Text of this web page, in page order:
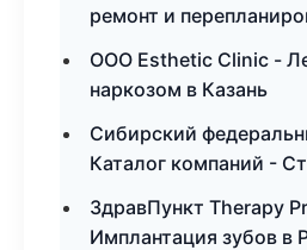
ремонт и
ООО Esthetic Clinic -
наркозом в Казань
Сибирский
Каталог компаний -
ЗдравПункт Therapy
Имплантация зубов в